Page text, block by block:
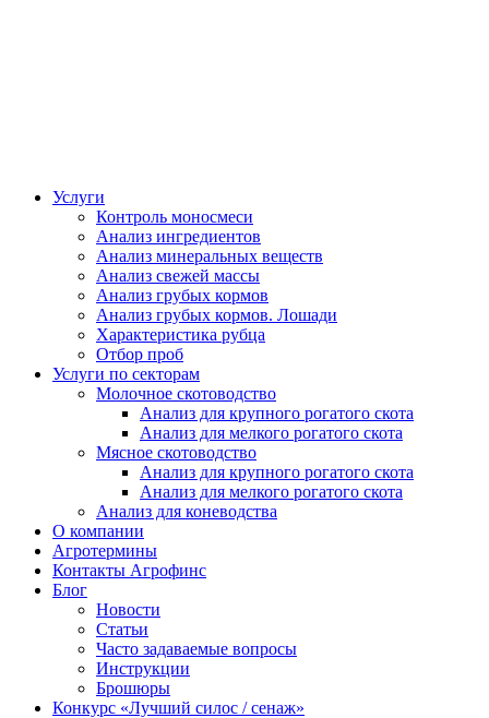
Услуги
Контроль моносмеси
Анализ ингредиентов
Анализ минеральных веществ
Анализ свежей массы
Анализ грубых кормов
Анализ грубых кормов. Лошади
Характеристика рубца
Отбор проб
Услуги по секторам
Молочное скотоводство
Анализ для крупного рогатого скота
Анализ для мелкого рогатого скота
Мясное скотоводство
Анализ для крупного рогатого скота
Анализ для мелкого рогатого скота
Анализ для коневодства
О компании
Агротермины
Контакты Агрофинс
Блог
Новости
Статьи
Часто задаваемые вопросы
Инструкции
Брошюры
Конкурс «Лучший силос / сенаж»